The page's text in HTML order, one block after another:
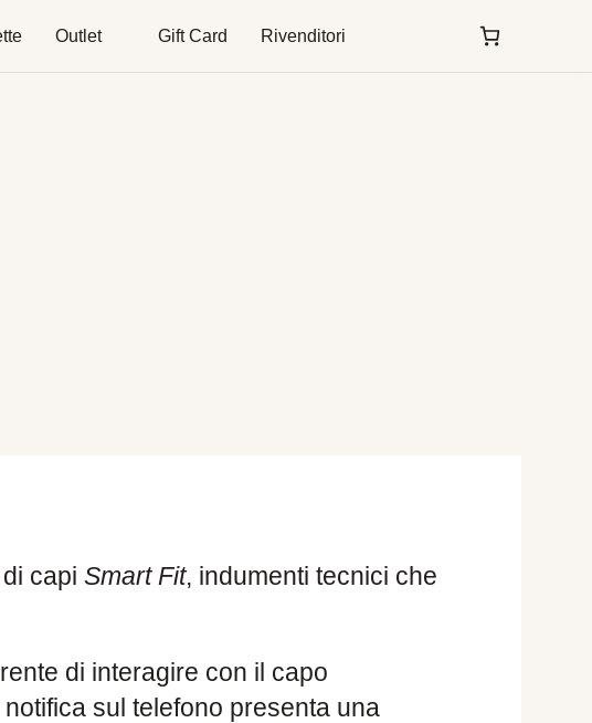
Outlet Gift Card Rivenditori
capi Smart Fit, indumenti tecnici che
di interagire con il capo
sul telefono presenta una